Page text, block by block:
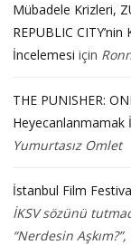
Mübadele Krizleri,
REPUBLIC
İncelemesi için
THE PUNISHER:
Heyecanlanmamak
Yumurtasız Omlet
İstanbul Film
İKSV sözünü
“Nerdesin